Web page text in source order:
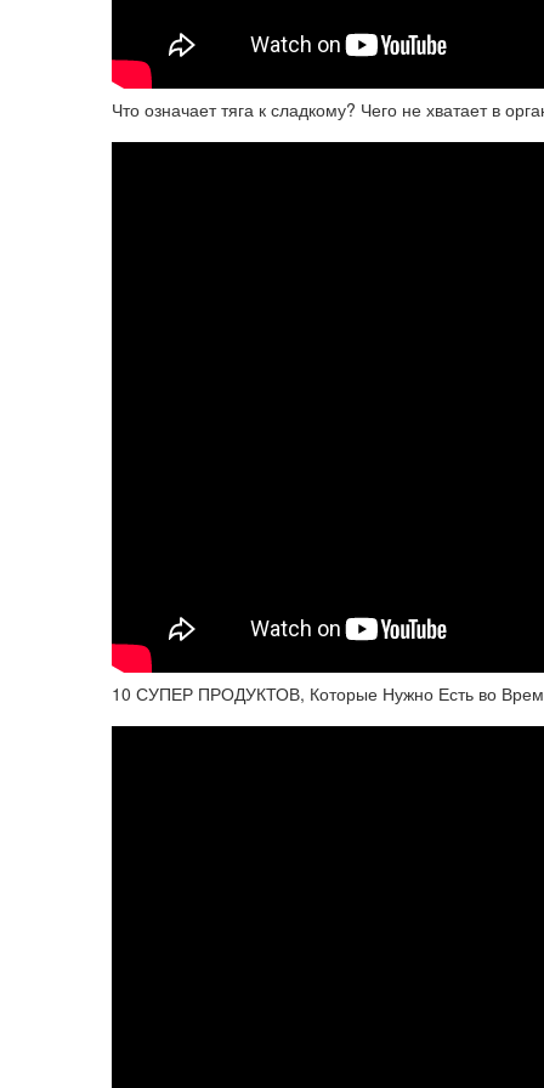
Что означает тяга к сладкому? Чего не хватает в
10 СУПЕР ПРОДУКТОВ, Которые Нужно Есть во